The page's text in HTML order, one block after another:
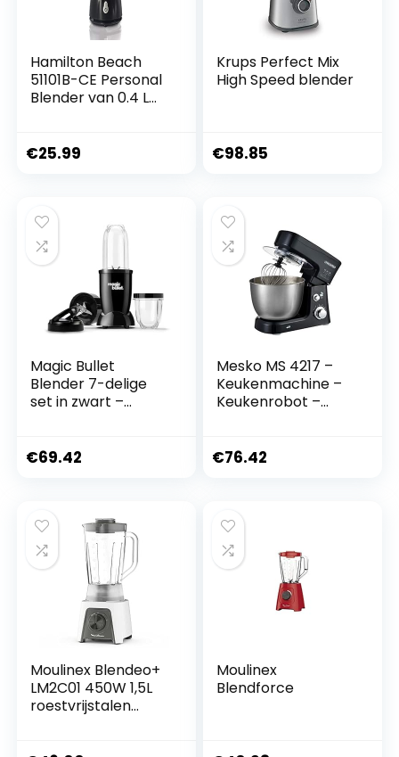
Hamilton Beach
51101B-CE Personal
Blender van 0.4 L
€25.99
Krups Perfect Mix
High Speed blender
€98.85
Magic Bullet
Blender 7-delige
set in zwart –
compact en
eiwitshakes,
smoothies, soepen,
saladedressings,
sauzen en
€69.42
Mesko MS 4217 –
Keukenmachine –
Keukenrobot –
Anti-Spatdeksel –
€76.42
Moulinex Blendeo+
LM2C01 450W 1,5L
roestvrijstalen
Moulinex
Blendforce